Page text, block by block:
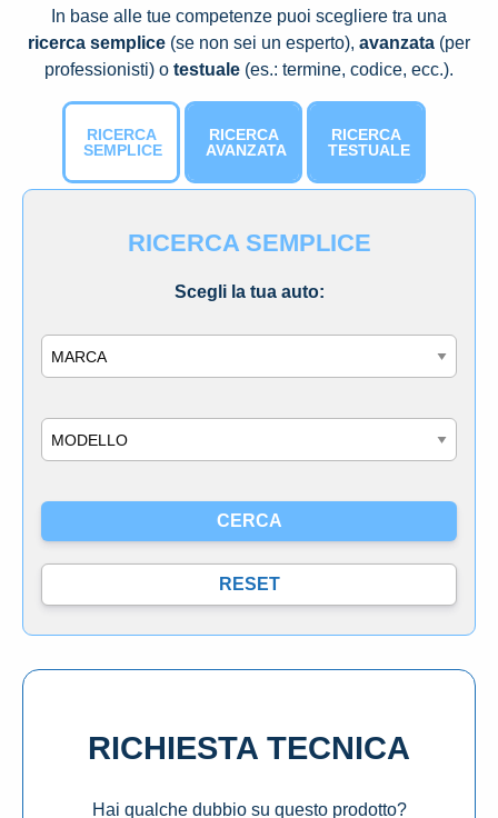
In base alle tue competenze puoi scegliere tra una
ricerca semplice (se non sei un esperto), avanzata (per
professionisti) o testuale (es.: termine, codice, ecc.).
RICERCA
SEMPLICE
RICERCA
AVANZATA
RICERCA
TESTUALE
RICERCA SEMPLICE
Scegli la tua auto:
RICHIESTA TECNICA
Hai qualche dubbio su questo prodotto?